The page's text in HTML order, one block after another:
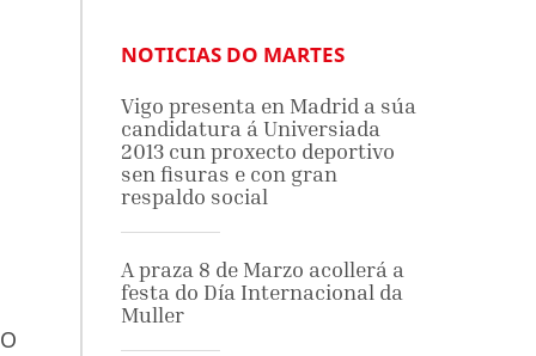
NOTICIAS DO MARTES
Vigo presenta en Madrid a súa
candidatura á Universiada
2013 cun proxecto deportivo
sen fisuras e con gran
respaldo social
A praza 8 de Marzo acollerá a
festa do Día Internacional da
Muller